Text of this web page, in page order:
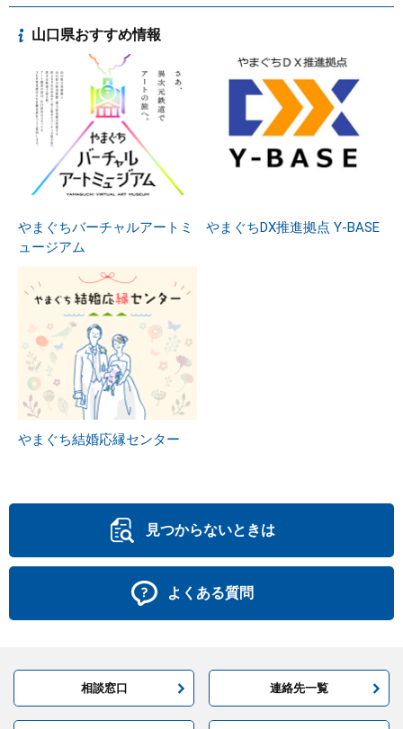
山口県おすすめ情報
やまぐちバーチャルアートミ
ュージアム
やまぐちDX推進拠点 Y-BASE
やまぐち結婚応縁センター
見つからないときは
よくある質問
相談窓口 連絡先一覧